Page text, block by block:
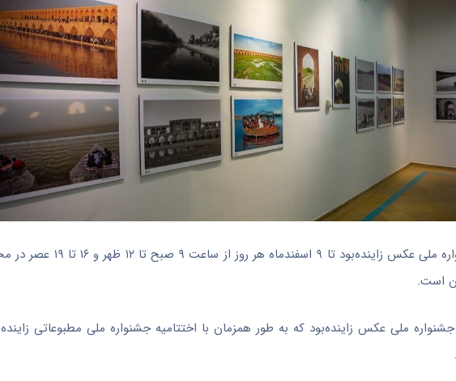
نمایشگاه آثار منتخب نخستین
است.
ملی عکس زاینده‌بود که به طور همزمان با اختتامیه جشنواره ملی مطبوعاتی